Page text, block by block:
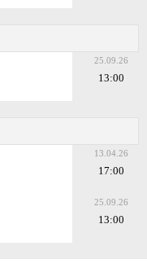
25.09.26
13:00
13.04.26
17:00
25.09.26
13:00